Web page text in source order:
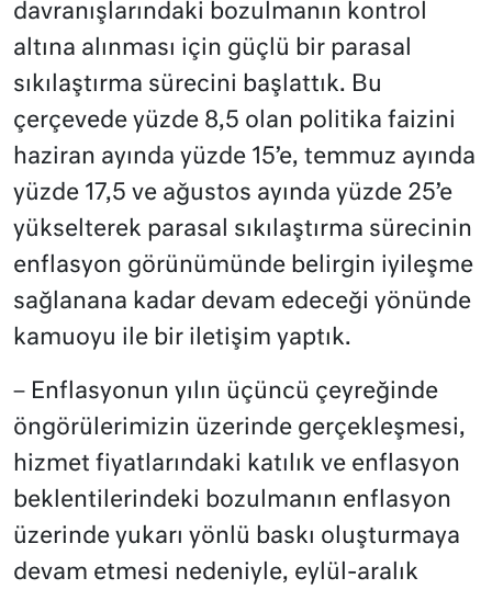
davranışlarındaki bozulmanın kontrol
altına alınması için güçlü bir parasal
sıkılaştırma sürecini başlattık. Bu
çerçevede yüzde 8,5 olan politika faizini
haziran ayında yüzde 15’e, temmuz ayında
yüzde 17,5 ve ağustos ayında yüzde 25’e
yükselterek parasal sıkılaştırma sürecinin
enflasyon görünümünde belirgin iyileşme
sağlanana kadar devam edeceği yönünde
kamuoyu ile bir iletişim yaptık.
– Enflasyonun yılın üçüncü çeyreğinde
öngörülerimizin üzerinde gerçekleşmesi,
hizmet fiyatlarındaki katılık ve enflasyon
beklentilerindeki bozulmanın enflasyon
üzerinde yukarı yönlü baskı oluşturmaya
devam etmesi nedeniyle, eylül-aralık